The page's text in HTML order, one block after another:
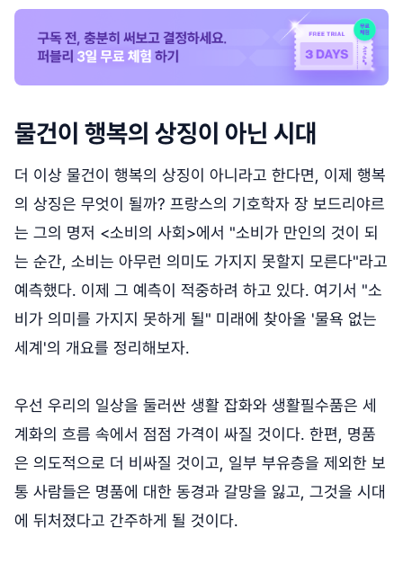
물건이 행복의 상징이 아닌 시대
더 이상 물건이 행복의 상징이 아니라고 한다면, 이제 행복
의 상징은 무엇이 될까? 프랑스의 기호학자 장 보드리야르
는 그의 명저 <소비의 사회>에서 "소비가 만인의 것이 되
는 순간, 소비는 아무런 의미도 가지지 못할지 모른다"라고
예측했다. 이제 그 예측이 적중하려 하고 있다. 여기서 "소
비가 의미를 가지지 못하게 될" 미래에 찾아올 '물욕 없는
세계'의 개요를 정리해보자.
우선 우리의 일상을 둘러싼 생활 잡화와 생활필수품은 세
계화의 흐름 속에서 점점 가격이 싸질 것이다. 한편, 명품
은 의도적으로 더 비싸질 것이고, 일부 부유층을 제외한 보
통 사람들은 명품에 대한 동경과 갈망을 잃고, 그것을 시대
에 뒤처졌다고 간주하게 될 것이다.